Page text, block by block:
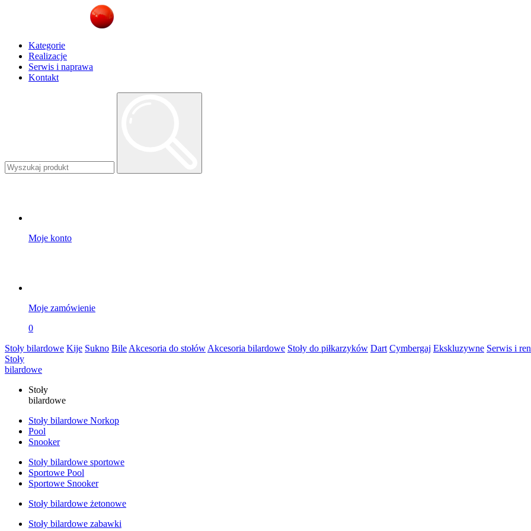
Kategorie
Realizacje
Serwis i naprawa
Kontakt
Moje konto
Moje zamówienie
0
Stoły bilardowe Kije Sukno Bile Akcesoria do stołów Akcesoria bilardowe Stoły do piłkarzyków Dart Cymbergaj Ekskluzywne Serwis i
Stoły
bilardowe
Stoły
bilardowe
Stoły bilardowe Norkop
Pool
Snooker
Stoły bilardowe sportowe
Sportowe Pool
Sportowe Snooker
Stoły bilardowe żetonowe
Stoły bilardowe zabawki